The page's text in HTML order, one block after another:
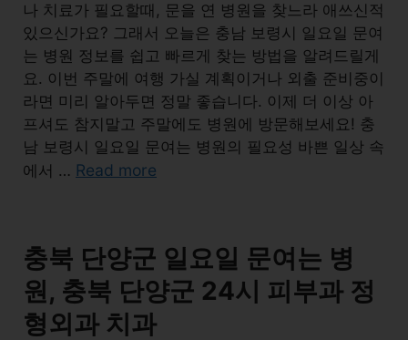
나 치료가 필요할때, 문을 연 병원을 찾느라 애쓰신적
있으신가요? 그래서 오늘은 충남 보령시 일요일 문여
는 병원 정보를 쉽고 빠르게 찾는 방법을 알려드릴게
요. 이번 주말에 여행 가실 계획이거나 외출 준비중이
라면 미리 알아두면 정말 좋습니다. 이제 더 이상 아
프셔도 참지말고 주말에도 병원에 방문해보세요! 충
남 보령시 일요일 문여는 병원의 필요성 바쁜 일상 속
에서 … Read more
충북 단양군 일요일 문여는 병
원, 충북 단양군 24시 피부과 정
형외과 치과